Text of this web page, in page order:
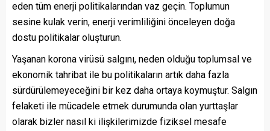
eden tüm enerji politikalarından vaz geçin. Toplumun
sesine kulak verin, enerji verimliliğini önceleyen doğa
dostu politikalar oluşturun.
Yaşanan korona virüsü salgını, neden olduğu toplumsal ve
ekonomik tahribat ile bu politikaların artık daha fazla
sürdürülemeyeceğini bir kez daha ortaya koymuştur. Salgın
felaketi ile mücadele etmek durumunda olan yurttaşlar
olarak bizler nasıl ki ilişkilerimizde fiziksel mesafe